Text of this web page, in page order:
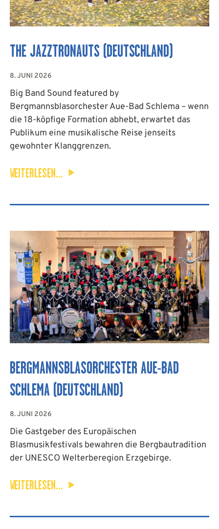
THE JAZZTRONAUTS (DEUTSCHLAND)
8. JUNI 2026
Big Band Sound featured by
Bergmannsblasorchester Aue-Bad Schlema – wenn
die 18-köpfige Formation abhebt, erwartet das
Publikum eine musikalische Reise jenseits
gewohnter Klanggrenzen.
WEITERLESEN...
BERGMANNSBLASORCHESTER AUE-BAD
SCHLEMA (DEUTSCHLAND)
8. JUNI 2026
Die Gastgeber des Europäischen
Blasmusikfestivals bewahren die Bergbautradition
der UNESCO Welterberegion Erzgebirge.
WEITERLESEN...